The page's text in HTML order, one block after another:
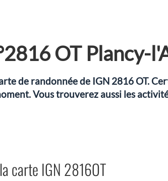
OT Plancy-
de randonnée de IGN 2816 OT.
Vous trouverez aussi les
carte IGN 2816OT